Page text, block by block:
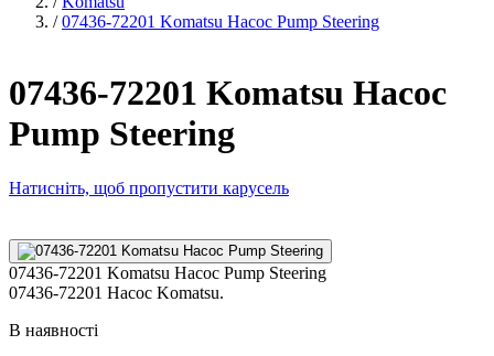
/ 07436-72201 Komatsu Насос Pump Steering
07436-72201 Komatsu Насос
Pump Steering
Натисніть, щоб пропустити карусель
07436-72201 Komatsu Насос Pump Steering
07436-72201 Насос Komatsu.
В наявності